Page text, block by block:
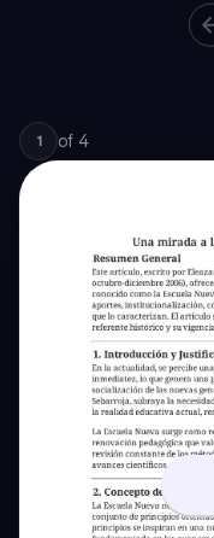
1 of 4